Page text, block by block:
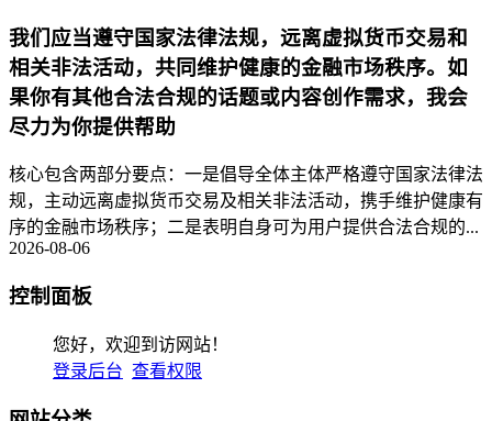
我们应当遵守国家法律法规，远离虚拟货币交易和
相关非法活动，共同维护健康的金融市场秩序。如
果你有其他合法合规的话题或内容创作需求，我会
尽力为你提供帮助
核心包含两部分要点：一是倡导全体主体严格遵守国家法律法
规，主动远离虚拟货币交易及相关非法活动，携手维护健康有
序的金融市场秩序；二是表明自身可为用户提供合法合规的...
2026-08-06
控制面板
您好，欢迎到访网站！
登录后台 查看权限